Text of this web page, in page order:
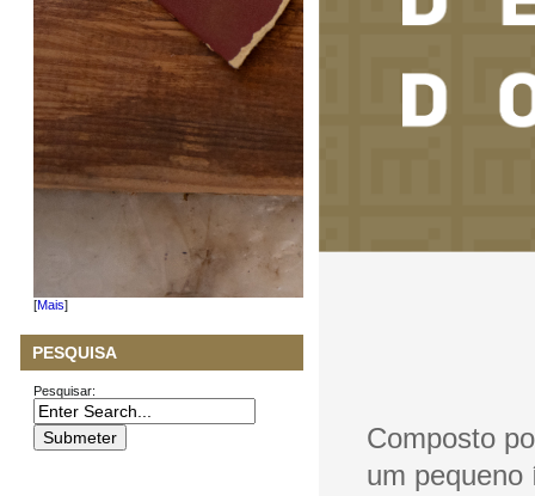
[Mais]
PESQUISA
Pesquisar:
Composto
um